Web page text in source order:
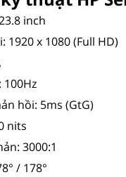
inch
1920 x 1080 (Full HD)
hồi: 5ms (GtG)
nits
3000:1
/ 178°